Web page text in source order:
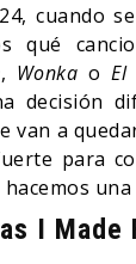
cuando
qué
, WonkaoEl
decisión
van a
para
una
I Made